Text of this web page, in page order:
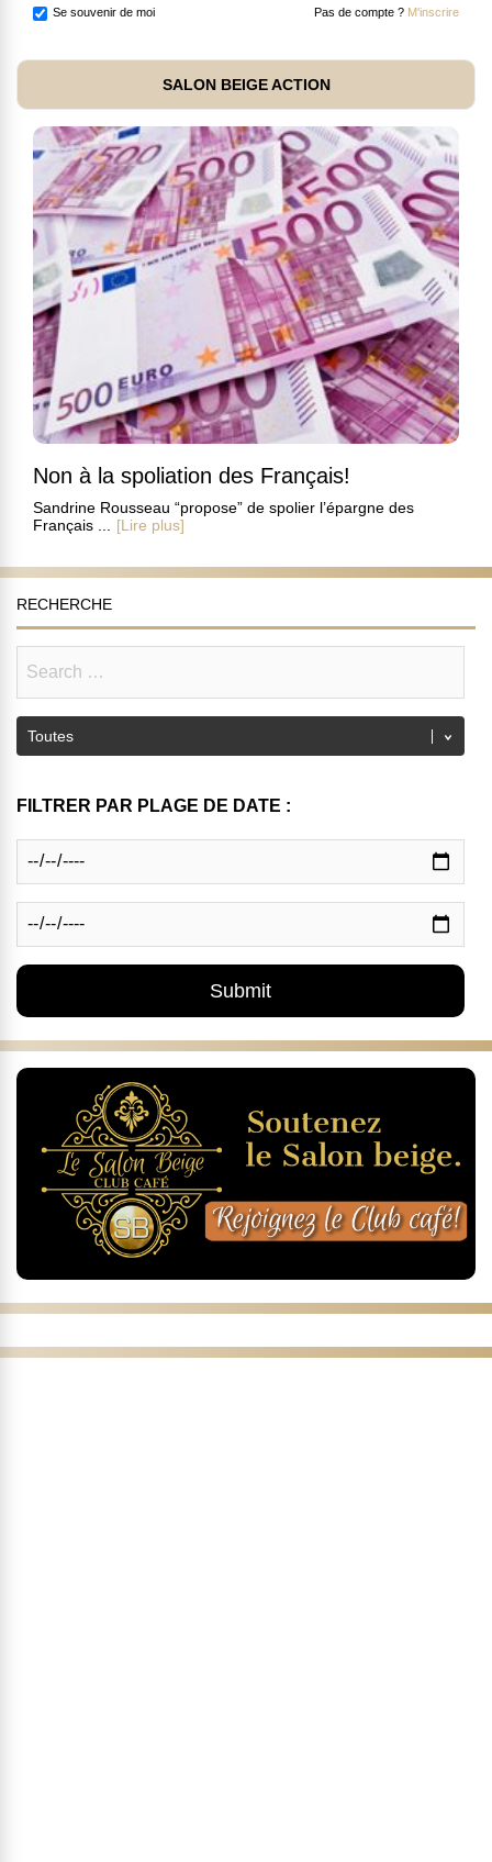
Se souvenir de moi Pas de compte ? M'inscrire
SALON BEIGE ACTION
Non à la spoliation des Français!
Sandrine Rousseau “propose” de spolier l’épargne des
Français ...
[Lire plus]
RECHERCHE
FILTRER PAR PLAGE DE DATE :